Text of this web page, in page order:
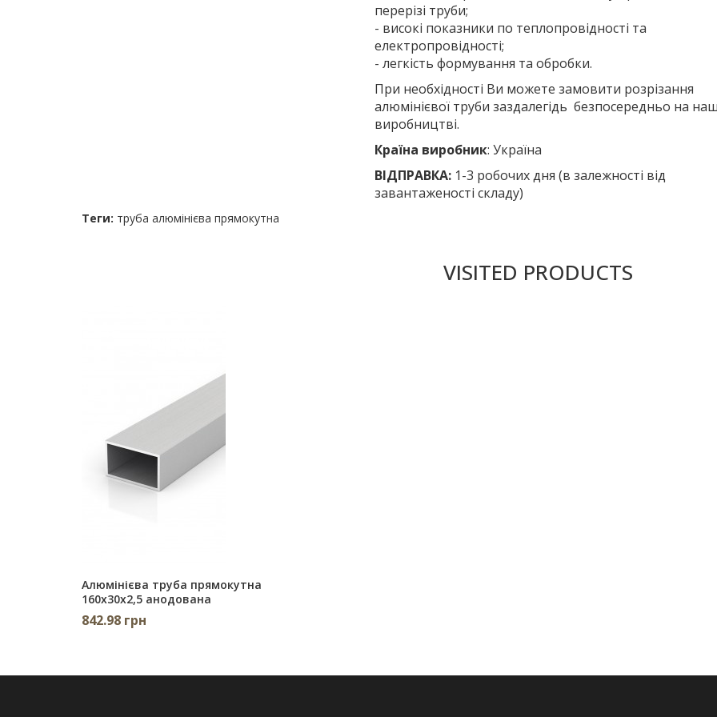
перерізі труби;
- високі показники по теплопровідності та
електропровідності;
- легкість формування та обробки.
При необхідності Ви можете замовити розрізання
алюмінієвої труби заздалегідь безпосередньо на
виробництві.
Країна виробник: Україна
ВІДПРАВКА: 1-3 робочих дня (в залежності від
завантаженості складу)
Теги: труба алюмінієва прямокутна
VISITED PRODUCTS
Алюмінієва труба прямокутна
160х30х2,5 анодована
842.98 грн